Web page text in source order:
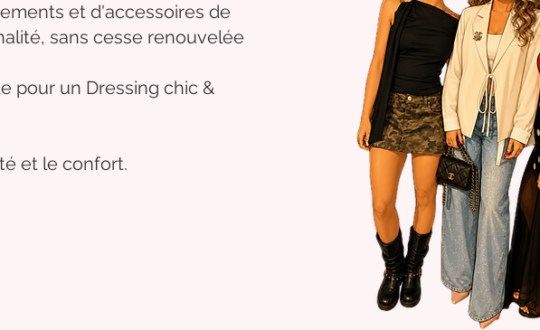
et d'accessoires de
, sans cesse renouvelée
pour un Dressing chic &
et le confort.